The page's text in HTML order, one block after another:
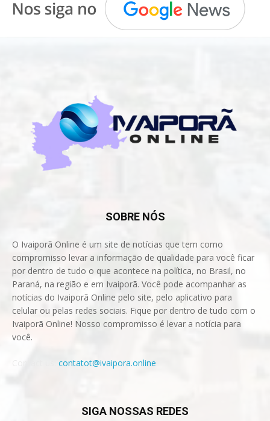
SOBRE NÓS
O Ivaiporã Online é um site de notícias que tem como
compromisso levar a informação de qualidade para você ficar
por dentro de tudo o que acontece na política, no Brasil, no
Paraná, na região e em Ivaiporã. Você pode acompanhar as
notícias do Ivaiporã Online pelo site, pelo aplicativo para
celular ou pelas redes sociais. Fique por dentro de tudo com o
Ivaiporã Online! Nosso compromisso é levar a notícia para
você.
contatot@ivaipora.online
SIGA NOSSAS REDES